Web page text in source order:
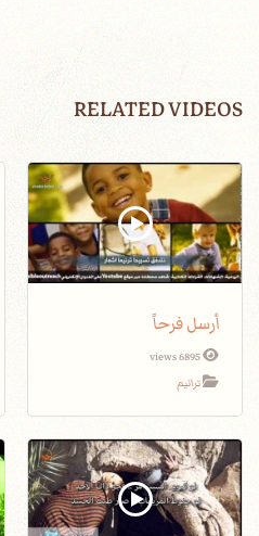
RELATED VIDEOS
أرسل فرحاً
6895 views
ترانيم